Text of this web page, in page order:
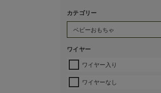
カテゴリー
ワイヤー
ワイヤー入り
ワイヤーなし